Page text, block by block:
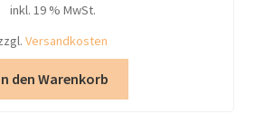
inkl. 19 % MwSt.
Versandkosten
den Warenkorb